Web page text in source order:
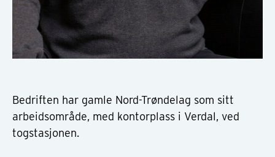
Bedriften har gamle Nord-Trøndelag som sitt
arbeidsområde, med kontorplass i Verdal, ved
togstasjonen.